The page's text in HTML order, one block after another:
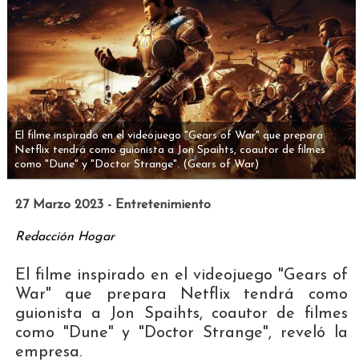
El filme inspirado en el videojuego "Gears of War" que prepara
Netflix tendrá como guionista a Jon Spaihts, coautor de filmes
como "Dune" y "Doctor Strange". (Gears of War)
27 Marzo 2023 - Entretenimiento
Redacción Hogar
El filme inspirado en el videojuego "Gears of
War" que prepara Netflix tendrá como
guionista a Jon Spaihts, coautor de filmes
como "Dune" y "Doctor Strange", reveló la
empresa.